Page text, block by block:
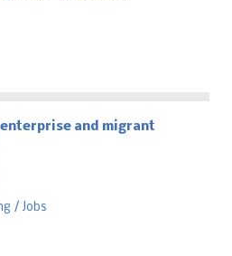
and migrant
/ Jobs